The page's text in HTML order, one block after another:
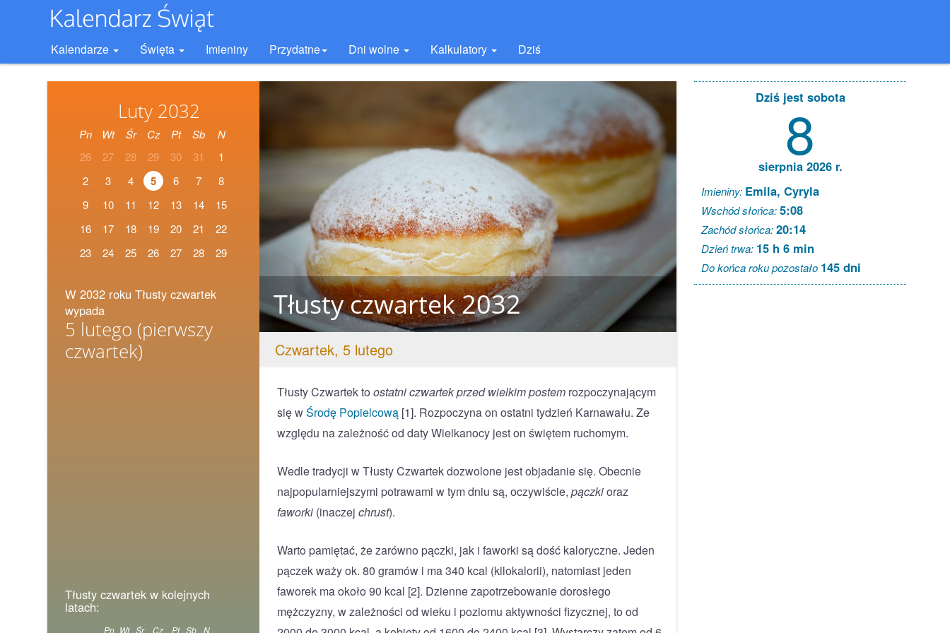
Kalendarze Święta Imieniny Przydatne Dni wolne Kalkulatory Dziś
Luty 2032
Pn Wt Śr Cz Pt Sb
N
26
27 28 29 30 31
1
2
3 4 5 6 7
8
9
10 11 12 13 14
15
16
17 18 19 20 21
22
23
24 25 26 27 28 29
W 2032 roku Tłusty czwartek
wypada
5 lutego (pierwszy
czwartek)
Tłusty czwartek w kolejnych
latach:
Pn Wt Śr Cz Pt Sb N
Tłusty czwartek 2032
Czwartek, 5 lutego
Tłusty Czwartek to ostatni czwartek przed wielkim postem rozpoczynającym
się wŚrodę Popielcową [1]. Rozpoczyna on ostatni tydzień Karnawału. Ze
względu na zależność od daty Wielkanocy jest on świętem ruchomym.
Wedle tradycji w Tłusty Czwartek dozwolone jest objadanie się. Obecnie
najpopularniejszymi potrawami w tym dniu są, oczywiście, pączkioraz
faworki (inaczej chrust).
Warto pamiętać, że zarówno pączki, jak i faworki są dość kaloryczne. Jeden
pączek waży ok. 80 gramów i ma 340 kcal (kilokalorii), natomiast jeden
faworek ma około 90 kcal [2]. Dzienne zapotrzebowanie dorosłego
mężczyzny, w zależności od wieku i poziomu aktywności fizycznej, to od
Dziś jest sobota
8
sierpnia 2026 r.
Imieniny: Emila, Cyryla
Wschód słońca:5:08
Zachód słońca:20:14
Dzień trwa: 15 h 6 min
Do końca roku pozostało 145 dni